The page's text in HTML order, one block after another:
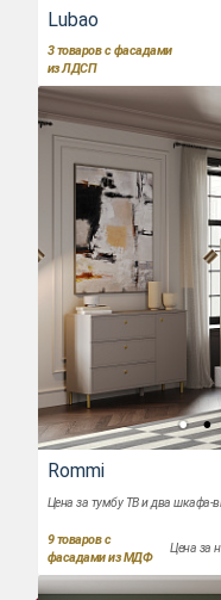
Lubao
3 товаров с фасадами
из ЛДСП
Rommi
Цена за тумбу ТВ и два шкафа-
9 товаров с
фасадами из МДФ
Цена за